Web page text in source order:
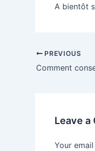
A bientôt
Post
navigation
PREVIOUS
Comment
Leave a
Your